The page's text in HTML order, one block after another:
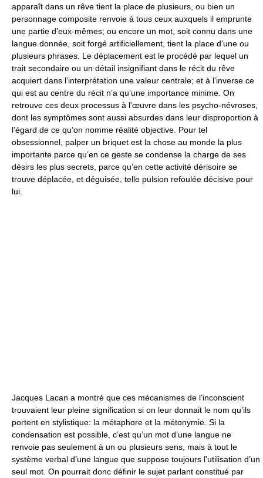
apparaît dans un rêve tient la place de plusieurs, ou bien un
personnage composite renvoie à tous ceux auxquels il emprunte
une partie d’eux-mêmes; ou encore un mot, soit connu dans une
langue donnée, soit forgé artificiellement, tient la place d’une ou
plusieurs phrases. Le déplacement est le procédé par lequel un
trait secondaire ou un détail insignifiant dans le récit du rêve
acquiert dans l’interprétation une valeur centrale; et à l’inverse ce
qui est au centre du récit n’a qu’une importance minime. On
retrouve ces deux processus à l’œuvre dans les psycho-névroses,
dont les symptômes sont aussi absurdes dans leur disproportion à
l’égard de ce qu’on nomme réalité objective. Pour tel
obsessionnel, palper un briquet est la chose au monde la plus
importante parce qu’en ce geste se condense la charge de ses
désirs les plus secrets, parce qu’en cette activité dérisoire se
trouve déplacée, et déguisée, telle pulsion refoulée décisive pour
lui.
Jacques Lacan a montré que ces mécanismes de l’inconscient
trouvaient leur pleine signification si on leur donnait le nom qu’ils
portent en stylistique: la métaphore et la métonymie. Si la
condensation est possible, c’est qu’un mot d’une langue ne
renvoie pas seulement à un ou plusieurs sens, mais à tout le
système verbal d’une langue que suppose toujours l’utilisation d’un
seul mot. On pourrait donc définir le sujet parlant constitué par